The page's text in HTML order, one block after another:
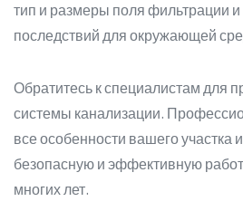
тип и размеры поля фильтрации
последствий для окружающей
Обратитесь к специалистам для
системы канализации.
все особенности вашего участка
безопасную и эффективную
многих лет.